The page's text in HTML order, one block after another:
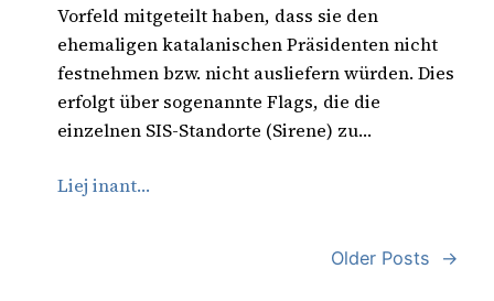
Vorfeld mitgeteilt haben, dass sie den
ehemaligen katalanischen Präsidenten nicht
festnehmen bzw. nicht ausliefern würden. Dies
erfolgt über sogenannte Flags, die die
einzelnen SIS-Standorte (Sirene) zu…
Liej inant…
Older Posts →